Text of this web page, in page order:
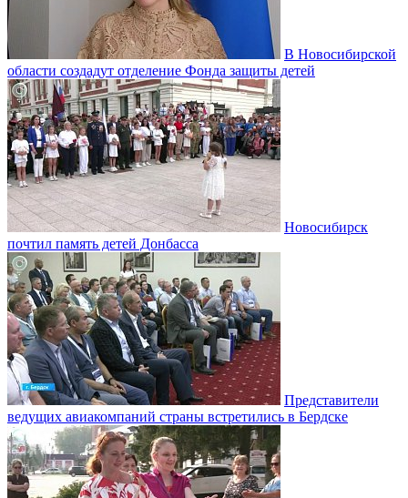
В Новосибирской
области создадут отделение Фонда защиты детей
Новосибирск
почтил память детей Донбасса
Представители
ведущих авиакомпаний страны встретились в Бердске